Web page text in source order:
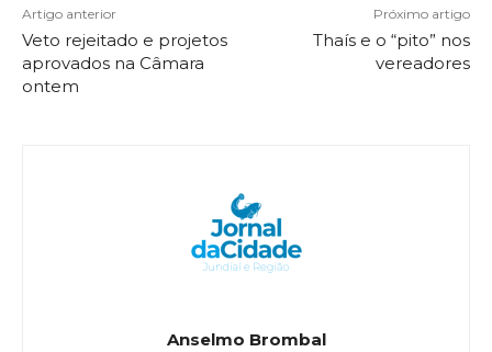
Artigo anterior
Veto rejeitado e projetos
aprovados na Câmara
ontem
Próximo artigo
Thaís e o “pito” nos
vereadores
Anselmo Brombal